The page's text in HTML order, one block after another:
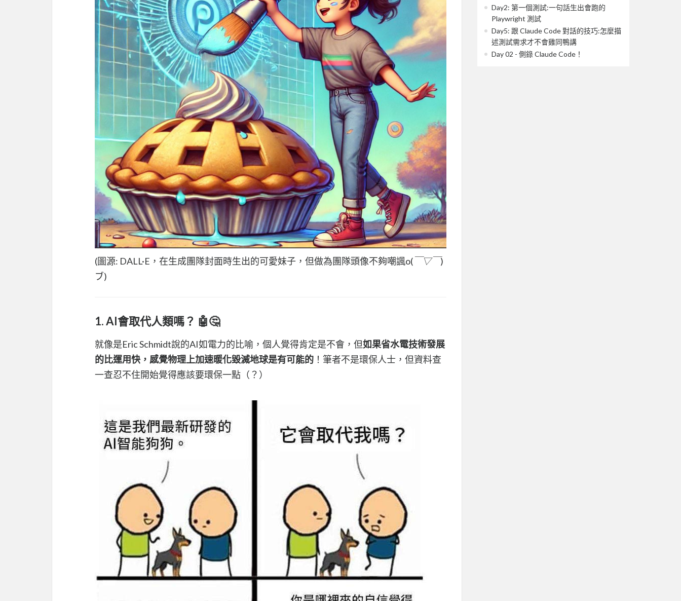
(圖源: DALL·E，在生成團隊封面時生出的可愛妹子，但做為團隊頭像不夠嘲諷o(￣▽￣)
ブ)
1. AI會取代人類嗎？ 🤖🤔
就像是Eric Schmidt說的AI如電力的比喻，個人覺得肯定是不會，但如果省水電技術發展
的比運用快，感覺物理上加速暖化毀滅地球是有可能的 ！筆者不是環保人士，但資料查
一查忍不住開始覺得應該要環保一點（？）
Day2: 第一個測試:一句話生出會跑的
Playwright 測試
Day5: 跟 Claude Code 對話的技巧:怎麼描
述測試需求才不會雞同鴨講
Day 02 - 側錄 Claude Code！